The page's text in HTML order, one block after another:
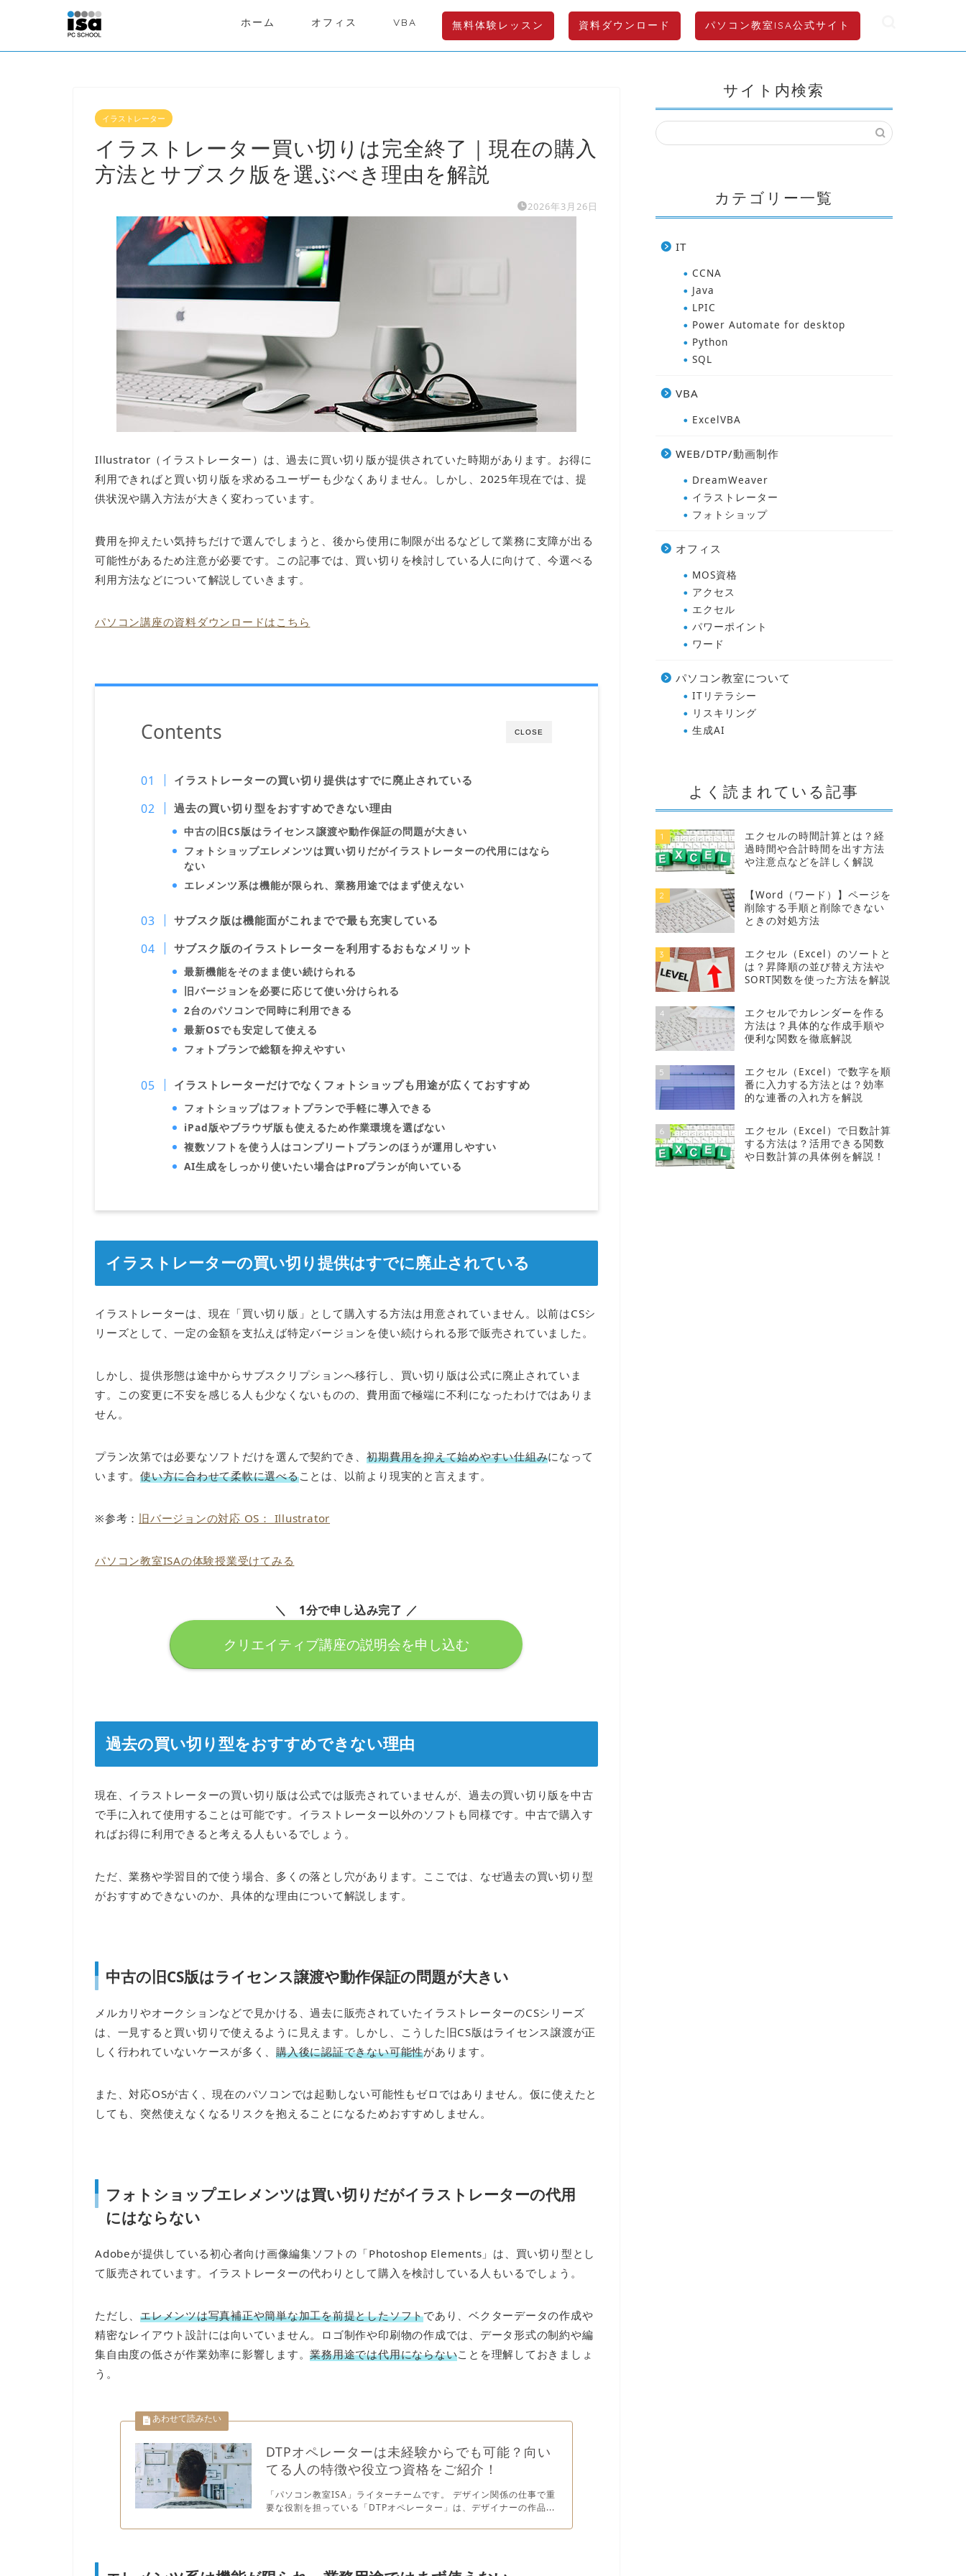
ホーム オフィス VBA 無料体験レッスン 資料ダウンロード パソコン教室ISA公式サイト
イラストレーター
イラストレーター買い切りは完全終了｜現在の購入
方法とサブスク版を選ぶべき理由を解説
2026年3月26日
Illustrator（イラストレーター）は、過去に買い切り版が提供されていた時期があります。お得に
利用できればと買い切り版を求めるユーザーも少なくありません。しかし、2025年現在では、提
供状況や購入方法が大きく変わっています。
費用を抑えたい気持ちだけで選んでしまうと、後から使用に制限が出るなどして業務に支障が出る
可能性があるため注意が必要です。この記事では、買い切りを検討している人に向けて、今選べる
利用方法などについて解説していきます。
パソコン講座の資料ダウンロードはこちら
CLOSE
Contents
イラストレーターの買い切り提供はすでに廃止されている
過去の買い切り型をおすすめできない理由
中古の旧CS版はライセンス譲渡や動作保証の問題が大きい
フォトショップエレメンツは買い切りだがイラストレーターの代用にはなら
ない
エレメンツ系は機能が限られ、業務用途ではまず使えない
サブスク版は機能面がこれまでで最も充実している
サブスク版のイラストレーターを利用するおもなメリット
最新機能をそのまま使い続けられる
旧バージョンを必要に応じて使い分けられる
2台のパソコンで同時に利用できる
最新OSでも安定して使える
フォトプランで総額を抑えやすい
イラストレーターだけでなくフォトショップも用途が広くておすすめ
フォトショップはフォトプランで手軽に導入できる
iPad版やブラウザ版も使えるため作業環境を選ばない
複数ソフトを使う人はコンプリートプランのほうが運用しやすい
AI生成をしっかり使いたい場合はProプランが向いている
イラストレーターの買い切り提供はすでに廃止されている
イラストレーターは、現在「買い切り版」として購入する方法は用意されていません。以前はCSシ
リーズとして、一定の金額を支払えば特定バージョンを使い続けられる形で販売されていました。
しかし、提供形態は途中からサブスクリプションへ移行し、買い切り版は公式に廃止されていま
す。この変更に不安を感じる人も少なくないものの、費用面で極端に不利になったわけではありま
せん。
プラン次第では必要なソフトだけを選んで契約でき、初期費用を抑えて始めやすい仕組みになって
います。使い方に合わせて柔軟に選べることは、以前より現実的と言えます。
※参考： 旧バージョンの対応 OS： Illustrator
パソコン教室ISAの体験授業受けてみる
＼ 1分で申し込み完了 ／
クリエイティブ講座の説明会を申し込む
過去の買い切り型をおすすめできない理由
現在、イラストレーターの買い切り版は公式では販売されていませんが、過去の買い切り版を中古
で手に入れて使用することは可能です。イラストレーター以外のソフトも同様です。中古で購入す
ればお得に利用できると考える人もいるでしょう。
ただ、業務や学習目的で使う場合、多くの落とし穴があります。ここでは、なぜ過去の買い切り型
がおすすめできないのか、具体的な理由について解説します。
中古の旧CS版はライセンス譲渡や動作保証の問題が大きい
メルカリやオークションなどで見かける、過去に販売されていたイラストレーターのCSシリーズ
は、一見すると買い切りで使えるように見えます。しかし、こうした旧CS版はライセンス譲渡が正
しく行われていないケースが多く、購入後に認証できない可能性があります。
また、対応OSが古く、現在のパソコンでは起動しない可能性もゼロではありません。仮に使えたと
しても、突然使えなくなるリスクを抱えることになるためおすすめしません。
フォトショップエレメンツは買い切りだがイラストレーターの代用
にはならない
Adobeが提供している初心者向け画像編集ソフトの「Photoshop Elements」は、買い切り型とし
て販売されています。イラストレーターの代わりとして購入を検討している人もいるでしょう。
ただし、エレメンツは写真補正や簡単な加工を前提としたソフトであり、ベクターデータの作成や
精密なレイアウト設計には向いていません。ロゴ制作や印刷物の作成では、データ形式の制約や編
集自由度の低さが作業効率に影響します。業務用途では代用にならないことを理解しておきましょ
う。
DTPオペレーターは未経験からでも可能？向い
てる人の特徴や役立つ資格をご紹介！
「パソコン教室ISA」ライターチームです。 デザイン関係の仕事で重
要な役割を担っている「DTPオペレーター」は、デザイナーの作品...
サイト内検索
カテゴリー一覧
IT
CCNA
Java
LPIC
Power Automate for desktop
Python
SQL
VBA
ExcelVBA
WEB/DTP/動画制作
DreamWeaver
イラストレーター
フォトショップ
オフィス
MOS資格
アクセス
エクセル
パワーポイント
ワード
パソコン教室について
ITリテラシー
リスキリング
生成AI
よく読まれている記事
1
エクセルの時間計算とは？経
過時間や合計時間を出す方法
や注意点などを詳しく解説
2
【Word（ワード）】ページを
削除する手順と削除できない
ときの対処方法
3
エクセル（Excel）のソートと
は？昇降順の並び替え方法や
SORT関数を使った方法を解説
4
エクセルでカレンダーを作る
方法は？具体的な作成手順や
便利な関数を徹底解説
5
エクセル（Excel）で数字を順
番に入力する方法とは？効率
的な連番の入れ方を解説
6
エクセル（Excel）で日数計算
する方法は？活用できる関数
や日数計算の具体例を解説！